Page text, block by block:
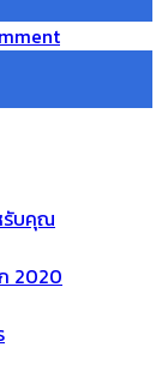
รับคุณ
2020